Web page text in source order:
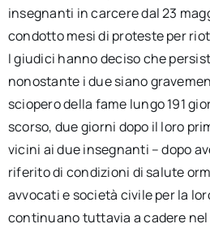
insegnanti in carcere dal 23
condotto mesi di proteste per
I giudici hanno deciso che
nonostante i due siano
sciopero della fame lungo 191
scorso, due giorni dopo il loro
vicini ai due insegnanti – dopo
riferito di condizioni di salute
avvocati e società civile per la
continuano tuttavia a cadere nel